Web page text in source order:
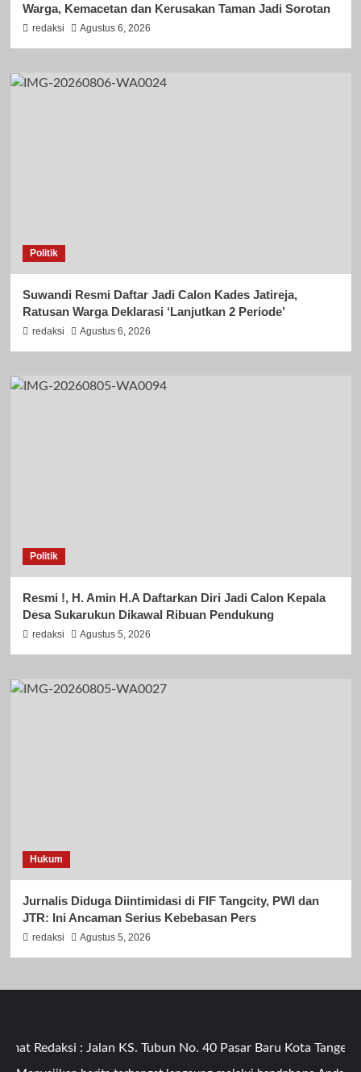
Warga, Kemacetan dan Kerusakan Taman Jadi Sorotan
redaksi Agustus 6, 2026
Politik
Suwandi Resmi Daftar Jadi Calon Kades Jatireja,
Ratusan Warga Deklarasi ‘Lanjutkan 2 Periode’
redaksi Agustus 6, 2026
Politik
Resmi !, H. Amin H.A Daftarkan Diri Jadi Calon Kepala
Desa Sukarukun Dikawal Ribuan Pendukung
redaksi Agustus 5, 2026
Hukum
Jurnalis Diduga Diintimidasi di FIF Tangcity, PWI dan
JTR: Ini Ancaman Serius Kebebasan Pers
redaksi Agustus 5, 2026
Redaksi : Jalan KS. Tubun No. 40 Pasar Baru Kota